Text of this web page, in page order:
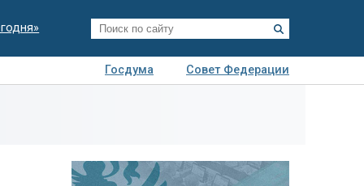
Госдума
Совет Федерации